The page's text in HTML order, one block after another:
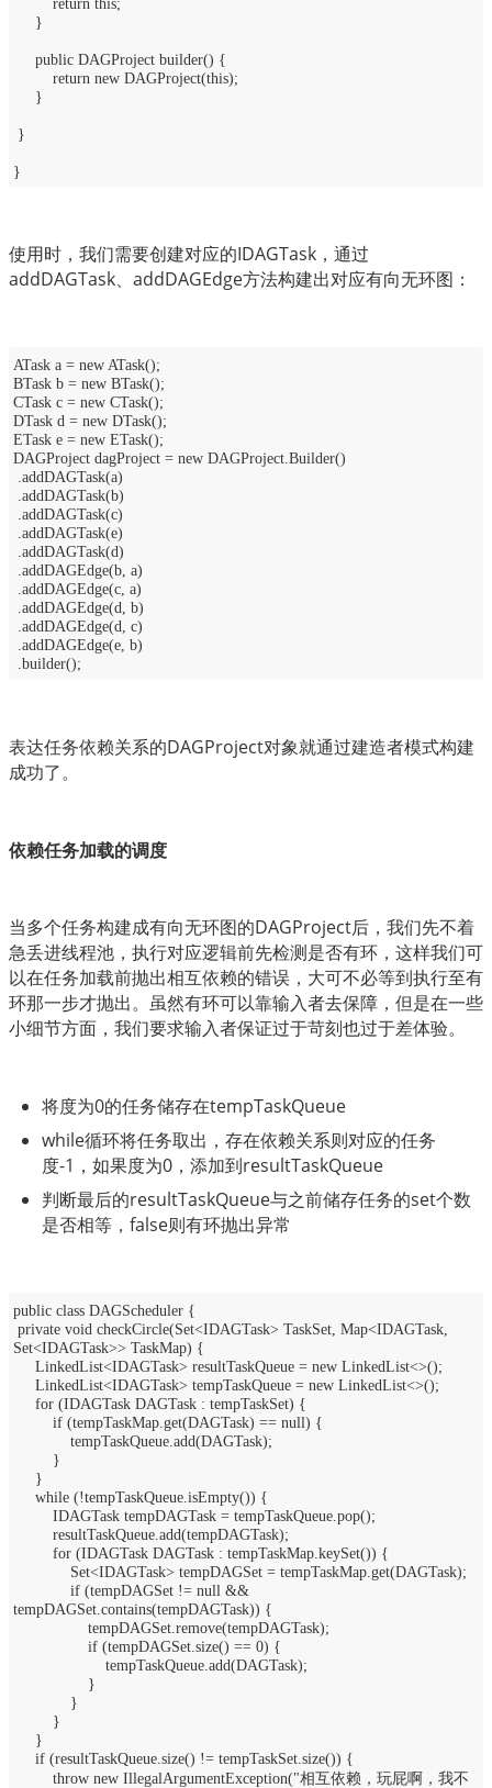
}
public DAGProject builder() {
return new DAGProject(this);
}
}
}
使用时，我们需要创建对应的IDAGTask，通过
addDAGTask、addDAGEdge方法构建出对应有向无环图：
ATask a = new ATask();
BTask b = new BTask();
CTask c = new CTask();
DTask d = new DTask();
ETask e = new ETask();
DAGProject dagProject = new DAGProject.Builder()
.addDAGTask(a)
.addDAGTask(b)
.addDAGTask(c)
.addDAGTask(e)
.addDAGTask(d)
.addDAGEdge(b, a)
.addDAGEdge(c, a)
.addDAGEdge(d, b)
.addDAGEdge(d, c)
.addDAGEdge(e, b)
.builder();
表达任务依赖关系的DAGProject对象就通过建造者模式构建
成功了。
依赖任务加载的调度
当多个任务构建成有向无环图的DAGProject后，我们先不着
急丢进线程池，执行对应逻辑前先检测是否有环，这样我们可
以在任务加载前抛出相互依赖的错误，大可不必等到执行至有
环那一步才抛出。虽然有环可以靠输入者去保障，但是在一些
小细节方面，我们要求输入者保证过于苛刻也过于差体验。
将度为0的任务储存在tempTaskQueue
while循环将任务取出，存在依赖关系则对应的任务
度-1，如果度为0，添加到resultTaskQueue
判断最后的resultTaskQueue与之前储存任务的set个数
是否相等，false则有环抛出异常
public class DAGScheduler {
private void checkCircle(Set<IDAGTask> TaskSet, Map<IDAGTask,
Set<IDAGTask>> TaskMap) {
LinkedList<IDAGTask> resultTaskQueue = new LinkedList<>();
LinkedList<IDAGTask> tempTaskQueue = new LinkedList<>();
for (IDAGTask DAGTask : tempTaskSet) {
if (tempTaskMap.get(DAGTask) == null) {
tempTaskQueue.add(DAGTask);
}
}
while (!tempTaskQueue.isEmpty()) {
IDAGTask tempDAGTask = tempTaskQueue.pop();
resultTaskQueue.add(tempDAGTask);
for (IDAGTask DAGTask : tempTaskMap.keySet()) {
Set<IDAGTask> tempDAGSet = tempTaskMap.get(DAGTask);
if (tempDAGSet != null &&
tempDAGSet.contains(tempDAGTask)) {
tempDAGSet.remove(tempDAGTask);
if (tempDAGSet.size() == 0) {
tempTaskQueue.add(DAGTask);
}
}
}
}
if (resultTaskQueue.size() != tempTaskSet.size()) {
throw new IllegalArgumentException("相互依赖，玩屁啊，我不